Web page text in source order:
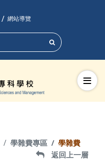
網站導覽
搜尋
切換
學雜費專區 學雜費
返回上一層
返回上一層